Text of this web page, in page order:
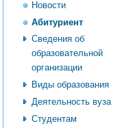
Новости
Абитуриент
Сведения об
образовательной
организации
Виды образования
Деятельность вуза
Студентам